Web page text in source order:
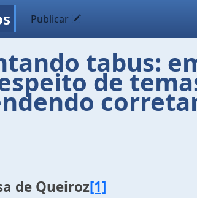
Publicar
tabus:
de
de Queiroz[1]